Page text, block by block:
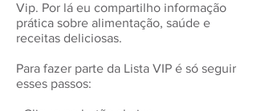
Vip. Por lá eu compartilho informação
prática sobre alimentação, saúde e
receitas deliciosas.
Para fazer parte da Lista VIP é só seguir
esses passos: